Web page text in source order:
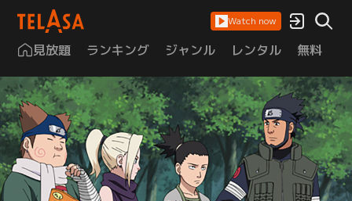
Watch now
見放題 ランキング ジャンル レンタル 無料